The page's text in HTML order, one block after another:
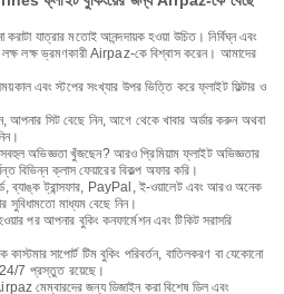
যাত্রার মতোই আনন্দদায়ক হওয়া উচিত। নির্বিঘ্ন এবং
লক্ষ লক্ষ ভ্রমণকারী Airpaz-কে বিশ্বাস করেন। আমাদের
এবং স্টপের সংখ্যার উপর ভিত্তি করে ফ্লাইট ফিল্টার ও
সিট বেছে নিন, আগে থেকে খাবার অর্ডার করুন অথবা
অভিজ্ঞতা খুঁজছেন? আরও প্রিমিয়াম ফ্লাইট অভিজ্ঞতার
বিভিন্ন ক্লাস ফেয়ারের বিকল্প অফার করি।
ব্যাঙ্ক ট্রান্সফার, PayPal, ই-ওয়ালেট এবং আরও অনেক
সুবিধামতো মাধ্যম বেছে নিন।
পর আপনার বুকিং কনফার্মেশন এবং টিকিট সরাসরি
কাস্টমার সাপোর্ট টিম বুকিং পরিবর্তন, বাতিলকরণ বা যেকোনো
24/7 প্রস্তুত রয়েছে।
মেম্বারদের জন্য ডিজাইন করা বিশেষ ডিল এবং